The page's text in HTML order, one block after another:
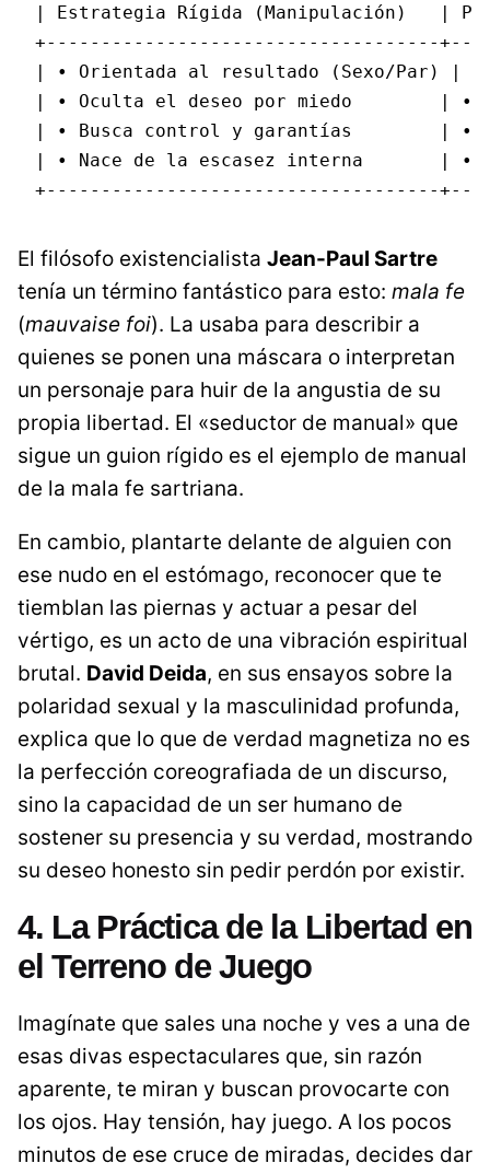
| Estrategia Rígida (Manipulación)   |
+------------------------------------
| • Orientada al resultado (Sexo/Par) |
| • Oculta el deseo por miedo        | •
| • Busca control y garantías        | •
| • Nace de la escasez interna       | •
El filósofo existencialista Jean-Paul Sartre
tenía un término fantástico para esto: mala fe
(mauvaise foi). La usaba para describir a
quienes se ponen una máscara o interpretan
un personaje para huir de la angustia de su
propia libertad. El «seductor de manual» que
sigue un guion rígido es el ejemplo de manual
de la mala fe sartriana.
En cambio, plantarte delante de alguien con
ese nudo en el estómago, reconocer que te
tiemblan las piernas y actuar a pesar del
vértigo, es un acto de una vibración espiritual
brutal. David Deida, en sus ensayos sobre la
polaridad sexual y la masculinidad profunda,
explica que lo que de verdad magnetiza no es
la perfección coreografiada de un discurso,
sino la capacidad de un ser humano de
sostener su presencia y su verdad, mostrando
su deseo honesto sin pedir perdón por existir.
4. La Práctica de la Libertad en
el Terreno de Juego
Imagínate que sales una noche y ves a una de
esas divas espectaculares que, sin razón
aparente, te miran y buscan provocarte con
los ojos. Hay tensión, hay juego. A los pocos
minutos de ese cruce de miradas, decides dar